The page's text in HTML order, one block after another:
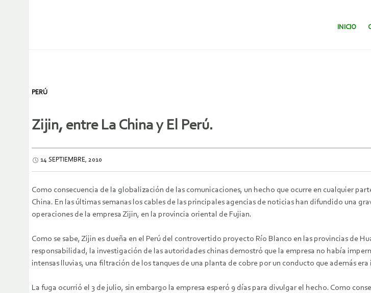
SALTAR
INICIO
PERÚ
Zijin, entre La China y El Perú.
14 SEPTIEMBRE, 2010
Como consecuencia de la globalización de las comunicaciones, un hecho que ocurre en cualquier
China. En las últimas semanas los cables de las principales agencias de noticias han difundido una
operaciones de la empresa Zijin, en la provincia oriental de Fujian.
Como se sabe, Zijin es dueña en el Perú del controvertido proyecto Río Blanco en las provincias de
responsabilidad, la investigación de las autoridades chinas demostró que la empresa no había
intensas lluvias, una filtración de los tanques de una planta de cobre por un conducto que además
La fuga ocurrió el 3 de julio, sin embargo la empresa esperó 9 días para divulgar el hecho. Como